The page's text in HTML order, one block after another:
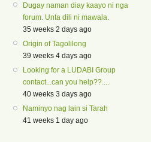
Dugay naman diay kaayo ni nga
forum. Unta dili ni mawala.
35 weeks 2 days ago
Origin of Tagolilong
39 weeks 4 days ago
Looking for a LUDABI Group
contact...can you help??....
40 weeks 3 days ago
Naminyo nag lain si Tarah
41 weeks 1 day ago